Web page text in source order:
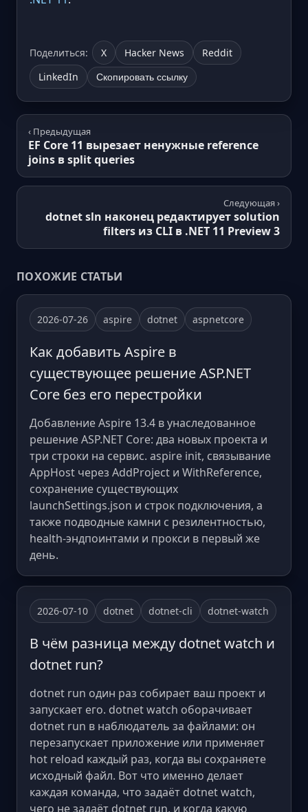
Поделиться: X Hacker News
Reddit
LinkedIn
Скопировать ссылку
‹ Предыдущая
EF Core 11 вырезает ненужные reference
joins в split queries
Следующая ›
dotnet sln наконец редактирует solution
filters из CLI в .NET 11 Preview 3
ПОХОЖИЕ СТАТЬИ
2026-07-26 aspire dotnet aspnetcore
Как добавить Aspire в
существующее решение ASP.NET
Core без его перестройки
Добавление Aspire 13.4 в унаследованное
решение ASP.NET Core: два новых проекта и
три строки на сервис. aspire init, связывание
AppHost через AddProject и WithReference,
сохранение существующих
launchSettings.json и строк подключения, а
также подводные камни с резилентностью,
health-эндпоинтами и прокси в первый же
день.
2026-07-10 dotnet dotnet-cli dotnet-watch
В чём разница между dotnet watch и
dotnet run?
dotnet run один раз собирает ваш проект и
запускает его. dotnet watch оборачивает
dotnet run в наблюдатель за файлами: он
перезапускает приложение или применяет
hot reload каждый раз, когда вы сохраняете
исходный файл. Вот что именно делает
каждая команда, что задаёт dotnet watch,
чего не задаёт dotnet run, и когда какую